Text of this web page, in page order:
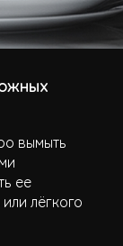
вымыть
ее
лёгкого